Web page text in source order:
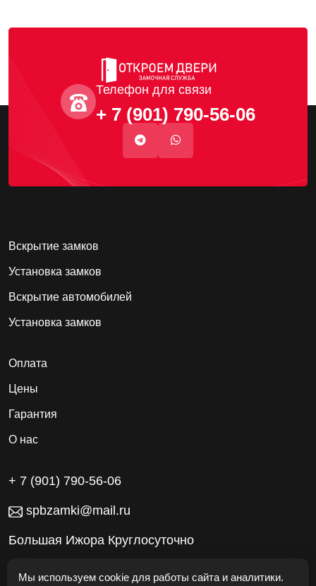
Телефон для связи
+ 7 (901) 790-56-06
Вскрытие замков
Установка замков
Вскрытие автомобилей
Установка замков
Оплата
Цены
Гарантия
О нас
+ 7 (901) 790-56-06
spbzamki@mail.ru
Большая Ижора Круглосуточно
Работаем без выходных
Мы используем cookie для работы сайта и аналитики.